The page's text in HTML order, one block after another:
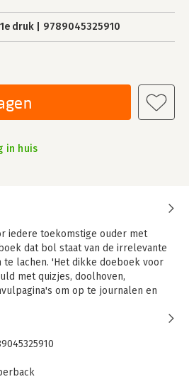
1e druk 9789045325910
in huis
iedere toekomstige ouder met
dat bol staat van de irrelevante
lachen. 'Het dikke doeboek voor
met quizjes, doolhoven,
om op te journalen en
zijn ingedeeld in vier
'holy shit, ik ben zwanger-moment'
trimester' wanneer je jouw